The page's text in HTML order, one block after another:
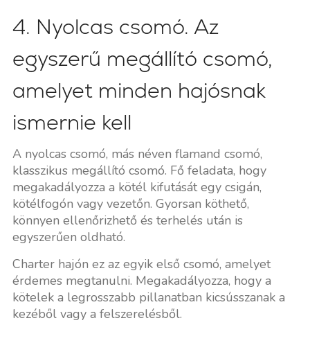
4. Nyolcas csomó. Az
egyszerű megállító csomó,
amelyet minden hajósnak
ismernie kell
A nyolcas csomó, más néven flamand csomó,
klasszikus megállító csomó. Fő feladata, hogy
megakadályozza a kötél kifutását egy csigán,
kötélfogón vagy vezetőn. Gyorsan köthető,
könnyen ellenőrizhető és terhelés után is
egyszerűen oldható.
Charter hajón ez az egyik első csomó, amelyet
érdemes megtanulni. Megakadályozza, hogy a
kötelek a legrosszabb pillanatban kicsússzanak a
kezéből vagy a felszerelésből.